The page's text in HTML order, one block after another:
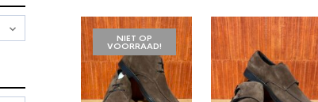
NIET OP
VOORRAAD!